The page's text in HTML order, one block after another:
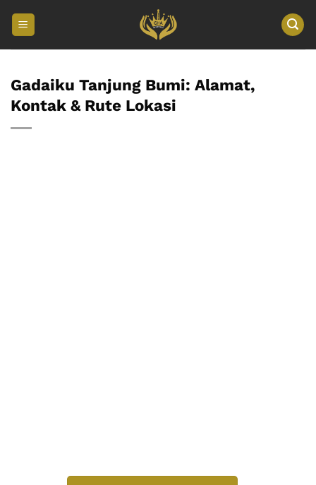
Gadaiku Tanjung Bumi: Alamat,
Kontak & Rute Lokasi